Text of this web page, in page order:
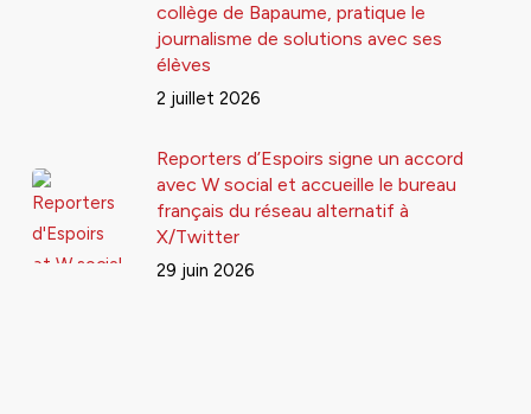
collège de Bapaume, pratique le
journalisme de solutions avec ses
élèves
2 juillet 2026
Reporters d’Espoirs signe un accord
avec W social et accueille le bureau
français du réseau alternatif à
X/Twitter
29 juin 2026